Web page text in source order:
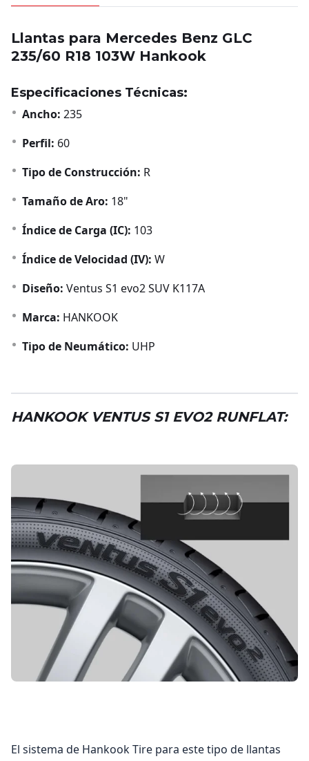
Llantas para Mercedes Benz GLC
235/60 R18 103W Hankook
Especificaciones Técnicas:
Ancho: 235
Perfil: 60
Tipo de Construcción: R
Tamaño de Aro: 18"
Índice de Carga (IC): 103
Índice de Velocidad (IV): W
Diseño: Ventus S1 evo2 SUV K117A
Marca: HANKOOK
Tipo de Neumático: UHP
HANKOOK VENTUS S1 EVO2 RUNFLAT:
El sistema de Hankook Tire para este tipo de llantas